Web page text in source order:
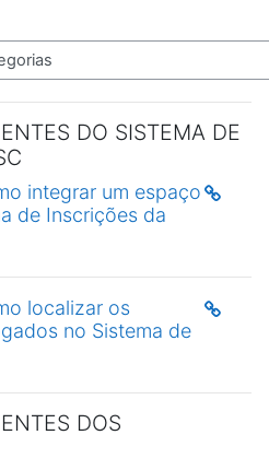
DO SISTEMA DE
integrar um espaço
de Inscrições da
localizar os
no Sistema de
DOS